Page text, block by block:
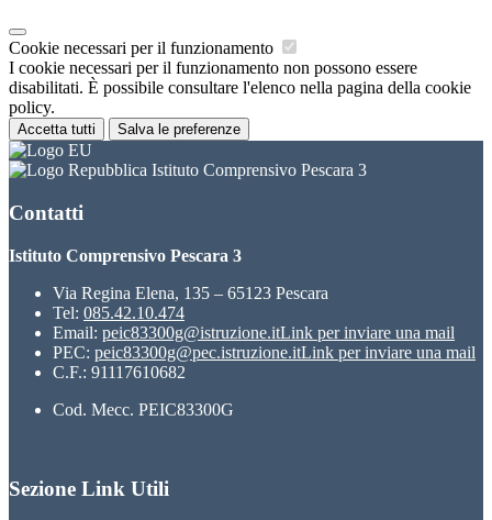
Cookie necessari per il funzionamento
I cookie necessari per il funzionamento non possono essere
disabilitati. È possibile consultare l'elenco nella pagina della cookie
policy.
Accetta tutti Salva le preferenze
Istituto Comprensivo Pescara 3
Contatti
Istituto Comprensivo Pescara 3
Via Regina Elena, 135 – 65123 Pescara
Tel: 085.42.10.474
Email: peic83300g@istruzione.itLink per inviare una mail
PEC: peic83300g@pec.istruzione.itLink per inviare una mail
C.F.: 91117610682
Cod. Mecc. PEIC83300G
Sezione Link Utili